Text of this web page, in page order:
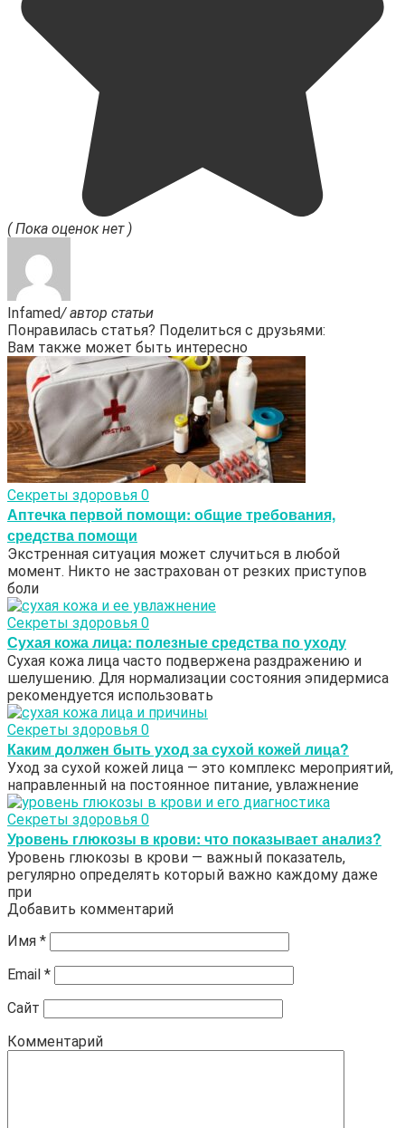
( Пока оценок нет )
Infamed/ автор статьи
Понравилась статья? Поделиться с друзьями:
Вам также может быть интересно
Секреты здоровья 0
Аптечка первой помощи: общие требования,
средства помощи
Экстренная ситуация может случиться в любой
момент. Никто не застрахован от резких приступов
боли
Секреты здоровья 0
Сухая кожа лица: полезные средства по уходу
Сухая кожа лица часто подвержена раздражению и
шелушению. Для нормализации состояния эпидермиса
рекомендуется использовать
Секреты здоровья 0
Каким должен быть уход за сухой кожей лица?
Уход за сухой кожей лица — это комплекс мероприятий,
направленный на постоянное питание, увлажнение
Секреты здоровья 0
Уровень глюкозы в крови: что показывает анализ?
Уровень глюкозы в крови — важный показатель,
регулярно определять который важно каждому даже
при
Добавить комментарий
Имя *
Email *
Сайт
Комментарий